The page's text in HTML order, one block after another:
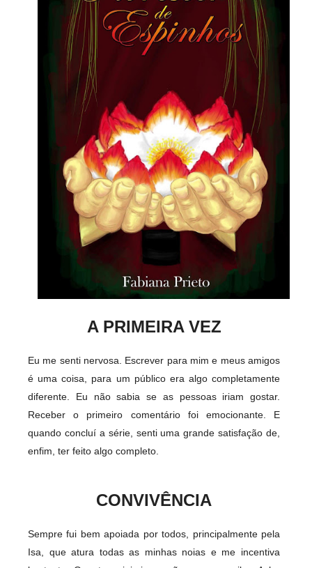
A PRIMEIRA VEZ
Eu me senti nervosa. Escrever para mim e meus amigos
é uma coisa, para um público era algo completamente
diferente. Eu não sabia se as pessoas iriam gostar.
Receber o primeiro comentário foi emocionante. E
quando concluí a série, senti uma grande satisfação de,
enfim, ter feito algo completo.
CONVIVÊNCIA
Sempre fui bem apoiada por todos, principalmente pela
Isa, que atura todas as minhas noias e me incentiva